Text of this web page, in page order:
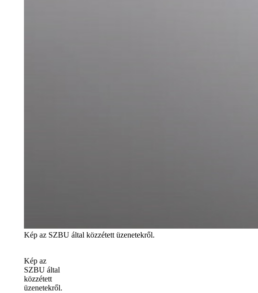
Kép az SZBU által közzétett üzenetekről.
Kép az
SZBU által
közzétett
üzenetekről.